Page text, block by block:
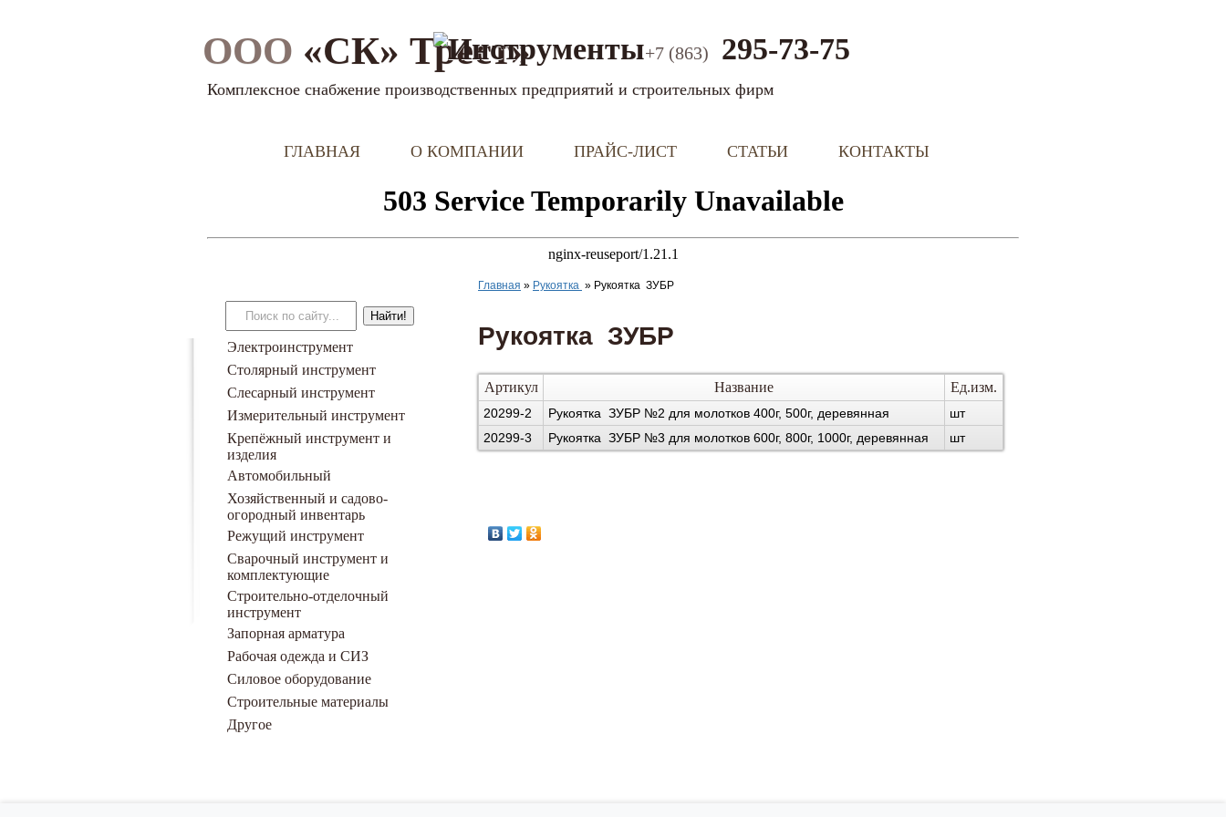
ООО «СК» Трест»
Комплексное снабжение производственных предприятий и строительных фирм
+7 (863) 295-73-75
ГЛАВНАЯ О КОМПАНИИ ПРАЙС-ЛИСТ СТАТЬИ КОНТАКТЫ
Электроинструмент
Столярный инструмент
Слесарный инструмент
Измерительный инструмент
Крепёжный инструмент и
изделия
Автомобильный
Хозяйственный и садово-
огородный инвентарь
Режущий инструмент
Сварочный инструмент и
комплектующие
Строительно-отделочный
инструмент
Запорная арматура
Рабочая одежда и СИЗ
Силовое оборудование
Строительные материалы
Другое
Главная » Рукоятка » Рукоятка ЗУБР
Рукоятка ЗУБР
Артикул Название Ед.изм.
20299-2 Рукоятка ЗУБР №2 для молотков 400г, 500г, деревянная
шт
20299-3
Рукоятка ЗУБР №3 для молотков 600г, 800г, 1000г, деревянная шт